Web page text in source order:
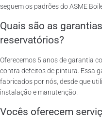
seguem os padrões do ASME
Quais são as
reservatórios?
Oferecemos 5 anos de garantia
contra defeitos de pintura. Essa
fabricados por nós, desde que
instalação e manutenção.
Vocês oferecem